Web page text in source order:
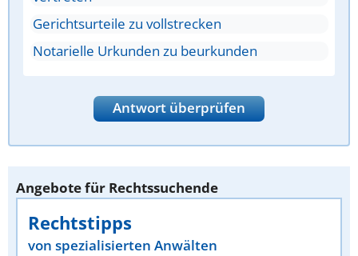
Gerichtsurteile zu vollstrecken
Notarielle Urkunden zu beurkunden
Antwort überprüfen
Angebote für Rechtssuchende
Rechtstipps
von spezialisierten Anwälten